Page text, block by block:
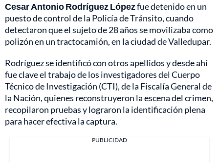
Cesar Antonio Rodríguez Lópezfue detenido en un
puesto de control de la Policía de Tránsito, cuando
detectaron que el sujeto de 28 años se movilizaba como
polizón en un tractocamión, en la ciudad de Valledupar.
Rodríguez se identificó con otros apellidos y desde ahí
fue clave el trabajo de los investigadores del Cuerpo
Técnico de Investigación (CTI), de la Fiscalía General de
la Nación, quienes reconstruyeron la escena del crimen,
recopilaron pruebas y lograron la identificación plena
para hacer efectiva la captura.
PUBLICIDAD